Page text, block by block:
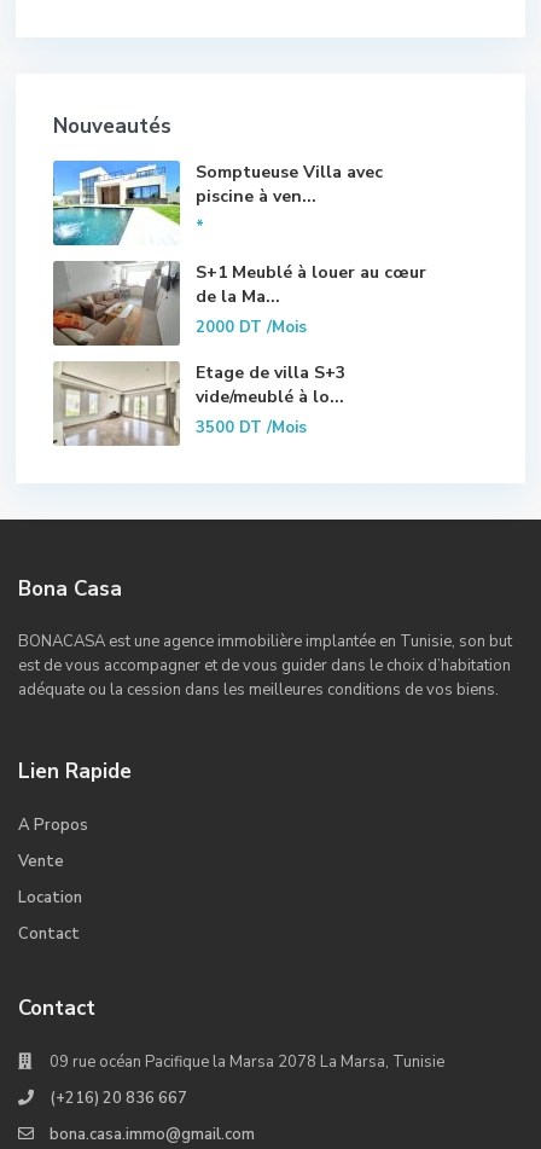
Nouveautés
Somptueuse Villa avec
piscine à ven...
*
S+1 Meublé à louer au cœur
de la Ma...
2000 DT/Mois
Etage de villa S+3
vide/meublé à lo...
3500 DT/Mois
Bona Casa
BONACASA est une agence immobilière implantée en Tunisie, son but
est de vous accompagner et de vous guider dans le choix d’habitation
adéquate ou la cession dans les meilleures conditions de vos biens.
Lien Rapide
A Propos
Vente
Location
Contact
Contact
09 rue océan Pacifique la Marsa 2078 La Marsa, Tunisie
(+216) 20 836 667
bona.casa.immo@gmail.com